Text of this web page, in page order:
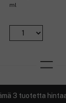
ml
3 tuotetta